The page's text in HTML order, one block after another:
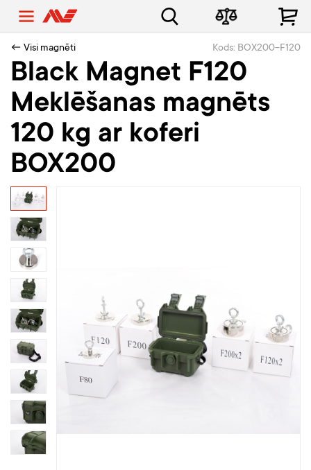
← Visi magnēti Kods: BOX200-F120
Black Magnet F120
Meklēšanas magnēts
120 kg ar koferi
BOX200